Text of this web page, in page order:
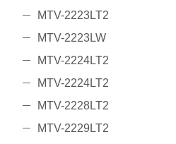
MTV-2223LT2
MTV-2223LW
MTV-2224LT2
MTV-2224LT2
MTV-2228LT2
MTV-2229LT2